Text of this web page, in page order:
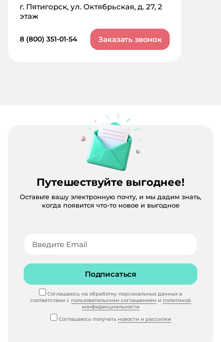
г. Пятигорск, ул. Октябрьская, д. 27, 2
этаж
8 (800) 351-01-54 Заказать звонок
Путешествуйте выгоднее!
Оставьте вашу электронную почту, и мы дадим знать,
когда появится что-то новое и выгодное
Подписаться
Соглашаюсь на обработку персональных данных в
соответствии с пользовательским соглашением и политикой
конфиденциальности
Соглашаюсь получать новости и рассылки